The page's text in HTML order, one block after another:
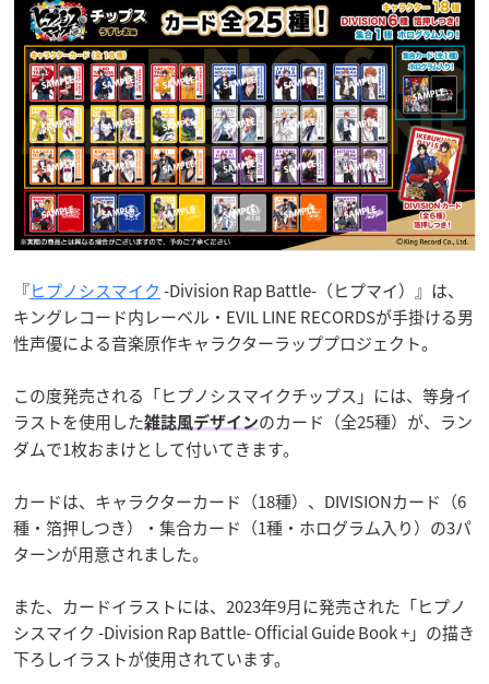
『ヒプノシスマイク -Division Rap Battle-（ヒプマイ）』は、
キングレコード内レーベル・EVIL LINE RECORDSが手掛ける男
性声優による音楽原作キャラクターラッププロジェクト。
この度発売される「ヒプノシスマイクチップス」には、等身イ
ラストを使用した雑誌風デザインのカード（全25種）が、ラン
ダムで1枚おまけとして付いてきます。
カードは、キャラクターカード（18種）、DIVISIONカード（6
種・箔押しつき）・集合カード（1種・ホログラム入り）の3パ
ターンが用意されました。
また、カードイラストには、2023年9月に発売された「ヒプノ
シスマイク -Division Rap Battle- Official Guide Book +」の描き
下ろしイラストが使用されています。